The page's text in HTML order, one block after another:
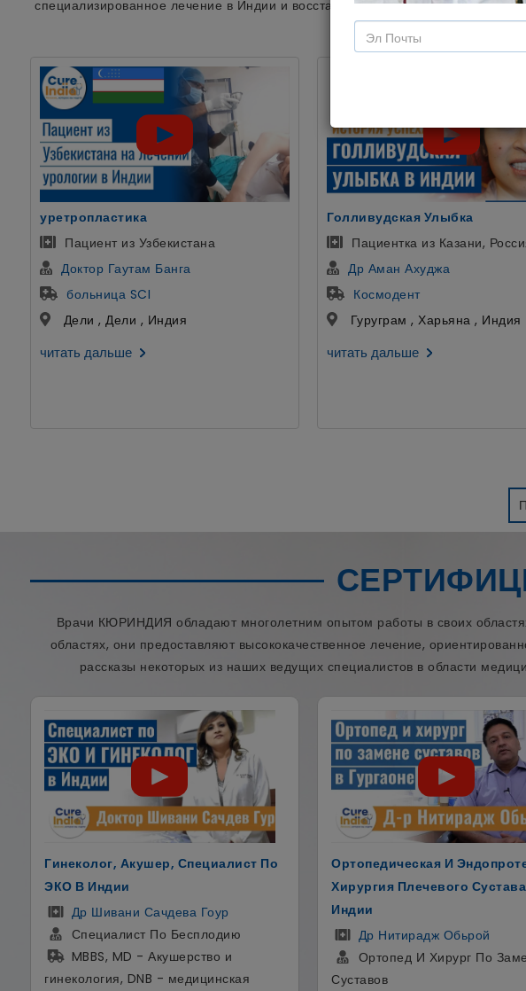
специализированное лечение в Индии и восстановить силы в спокойной
Голливудская Улыбка
Пациентка из Казани, Россия
Др Аман Ахуджа
Космодент
Гуруграм , Харьяна , Индия
читать дальше
ЭКО
Лечение Эко У Женщин в
Др Астха Гупта
Дели Центр ЭКО и
Дели , Дели , Индия
читать дальше
Врачи КЮРИНДИЯ обладают многолетним опытом работы в своих
областях, они предоставляют высококачественное лечение,
рассказы некоторых из наших ведущих специалистов в области
Ортопедическая И Эндопротезная
Хирургия Плечевого Сустава В
Индии
Др Нитирадж Обьрой
Ортопед И Хирург По Замене
Суставов
Мужское бесплодие
доктор Винет Малхотра
Др Винет Малхотра
Уролог, Андролог И
Урологический Хирург
MBBS, MS - Общая